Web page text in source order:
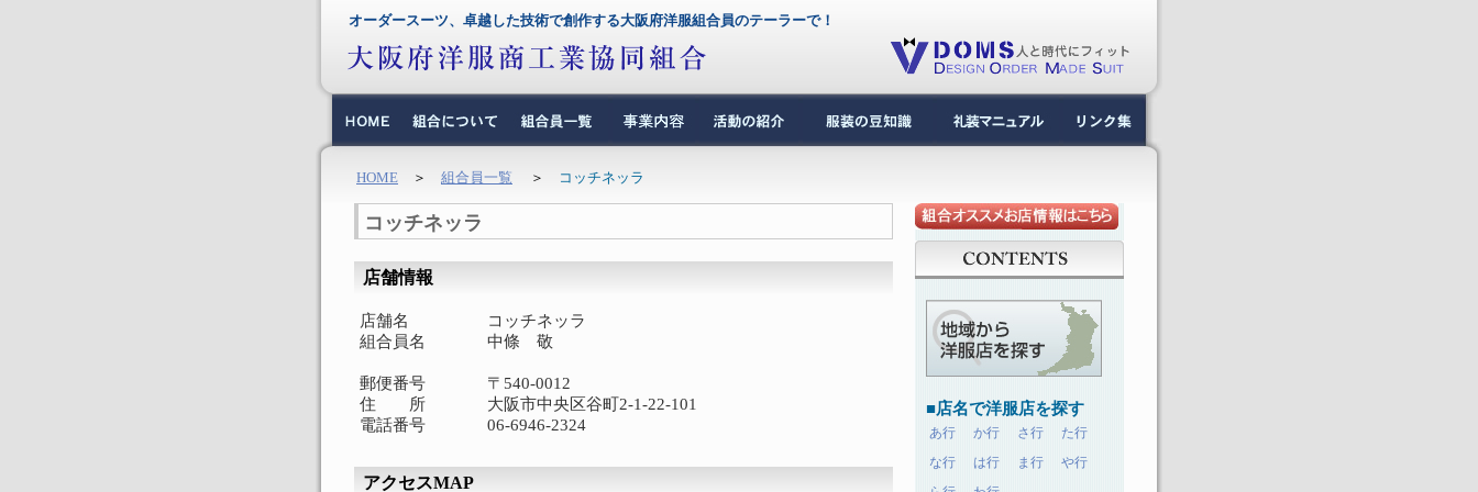
オーダースーツ、卓越した技術で創作する大阪府洋服組合員のテーラーで！
HOME ＞ 組合員一覧 ＞ コッチネッラ
コッチネッラ
店舗情報
店舗名
コッチネッラ
組合員名
中條 敬
郵便番号
〒540-0012
住 所
大阪市中央区谷町2-1-22-101
電話番号
06-6946-2324
アクセスMAP
■店名で洋服店を探す
あ行 か行 さ行
た行
な行
は行 ま行
や行